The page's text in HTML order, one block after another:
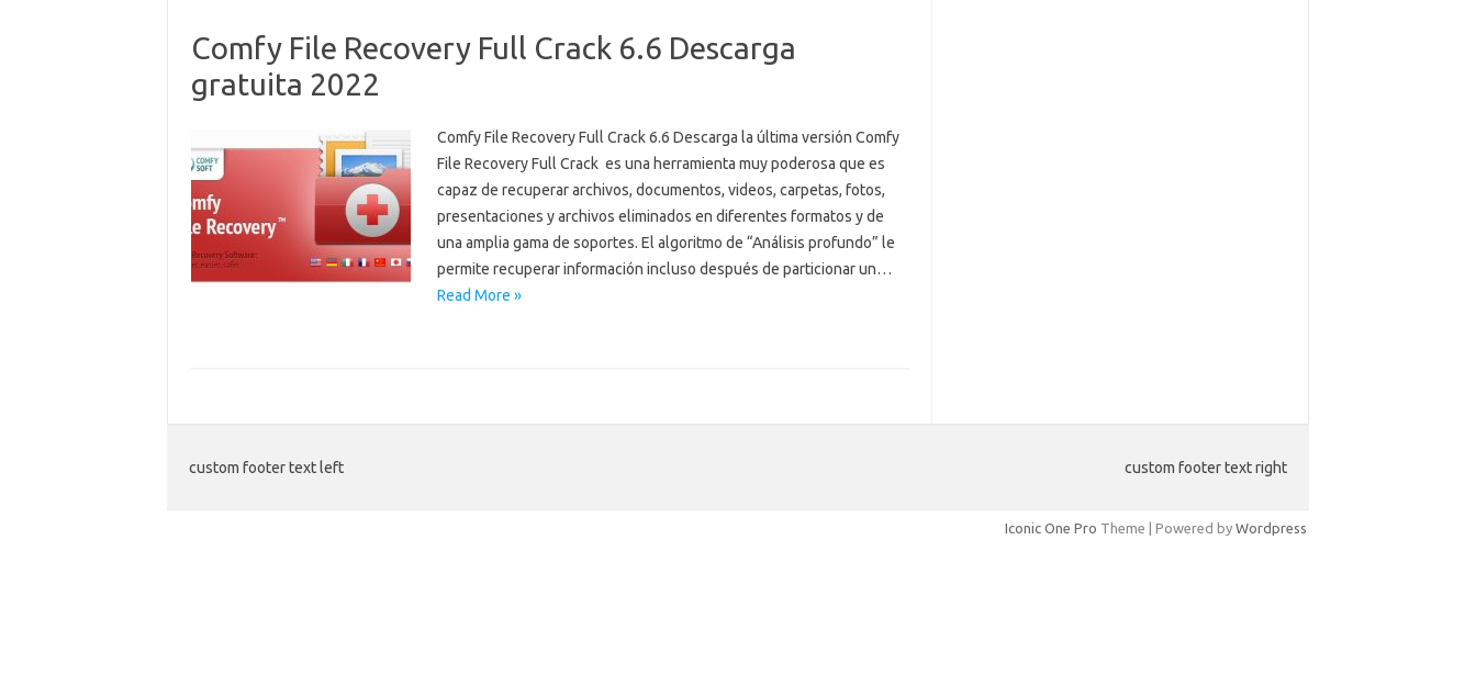
Comfy File Recovery Full Crack 6.6 Descarga
gratuita 2022
Comfy File Recovery Full Crack 6.6 Descarga la última versión Comfy
File Recovery Full Crack es una herramienta muy poderosa que es
capaz de recuperar archivos, documentos, videos, carpetas, fotos,
presentaciones y archivos eliminados en diferentes formatos y de
una amplia gama de soportes. El algoritmo de “Análisis profundo” le
permite recuperar información incluso después de particionar un…
Read More »
custom footer text left custom footer text right
Iconic One Pro Theme | Powered by Wordpress